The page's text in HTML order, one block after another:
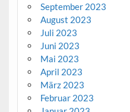
September 2023
August 2023
Juli 2023
Juni 2023
Mai 2023
April 2023
März 2023
Februar 2023